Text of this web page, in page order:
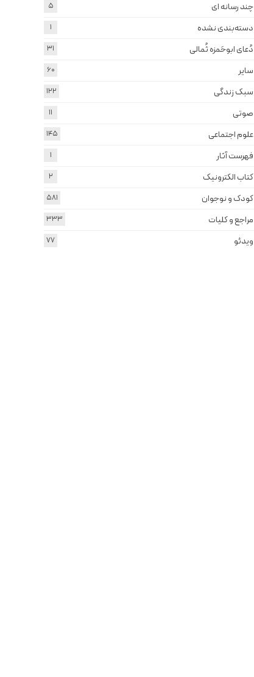
چند رسانه ای 5
دسته‌بندی نشده 1
دُعای ابوحَمزه ثُمالی 31
سایر 60
سبک زندگی 122
صوتی 11
علوم اجتماعی 145
فهرست آثار 1
کتاب الکترونیک 2
کودک و نوجوان 581
مراجع و کلیات 333
ویدئو 77